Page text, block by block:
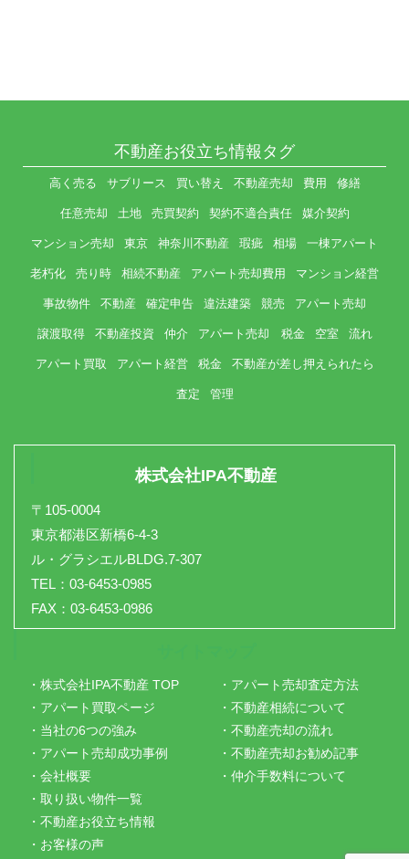
不動産お役立ち情報タグ
高く売る サブリース 買い替え 不動産売却 費用 修繕
任意売却 土地 売買契約 契約不適合責任 媒介契約
マンション売却 東京 神奈川不動産 瑕疵 相場 一棟アパート
老朽化 売り時 相続不動産 アパート売却費用 マンション経営
事故物件 不動産 確定申告 違法建築 競売 アパート売却
譲渡取得 不動産投資 仲介 アパート売却 税金 空室 流れ
アパート買取 アパート経営 税金 不動産が差し押えられたら
査定 管理
株式会社IPA不動産
〒105-0004
東京都港区新橋6-4-3
ル・グラシエルBLDG.7-307
TEL：03-6453-0985
FAX：03-6453-0986
・株式会社IPA不動産 TOP
・アパート買取ページ
・当社の6つの強み
・アパート売却成功事例
・会社概要
・アパート売却査定方法
・不動産相続について
・不動産売却の流れ
・不動産売却お勧め記事
・仲介手数料について
・取り扱い物件一覧
・不動産お役立ち情報
・お客様の声